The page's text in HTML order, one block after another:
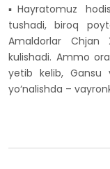
▪️Hayratomuz
tushadi, biroq
Amaldorlar
kulishadi. Ammo
yetib kelib, Gansu
yo‘nalishda –